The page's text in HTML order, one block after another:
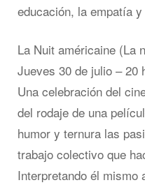
educación, la empatía
La Nuit américaine (La
Jueves 30 de julio – 20
Una celebración del
del rodaje de una
humor y ternura las
trabajo colectivo que
Interpretando él mismo